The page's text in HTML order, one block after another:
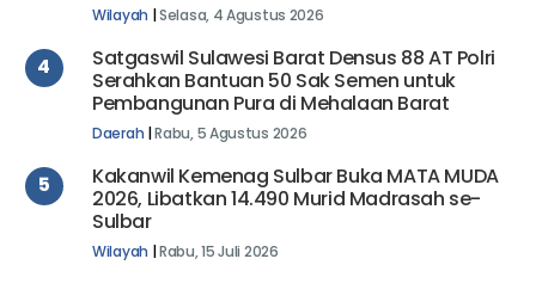
Wilayah |Selasa, 4 Agustus 2026
4
Satgaswil Sulawesi Barat Densus 88 AT Polri
Serahkan Bantuan 50 Sak Semen untuk
Pembangunan Pura di Mehalaan Barat
Daerah |Rabu, 5 Agustus 2026
5
Kakanwil Kemenag Sulbar Buka MATA MUDA
2026, Libatkan 14.490 Murid Madrasah se-
Sulbar
Wilayah |Rabu, 15 Juli 2026